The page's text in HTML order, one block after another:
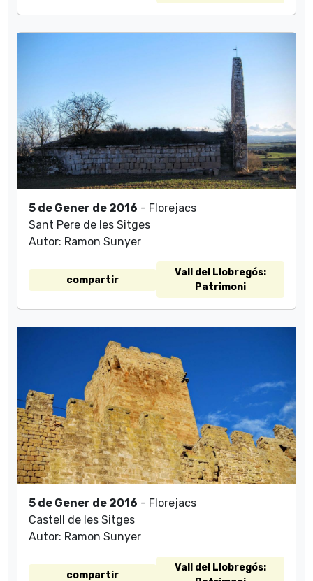
5 de Gener de 2016 - Florejacs
Sant Pere de les Sitges
Autor: Ramon Sunyer
compartir
Vall del Llobregós:
Patrimoni
5 de Gener de 2016 - Florejacs
Castell de les Sitges
Autor: Ramon Sunyer
compartir
Vall del Llobregós: